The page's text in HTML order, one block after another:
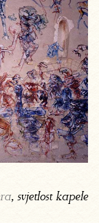
, svjetlost kapele